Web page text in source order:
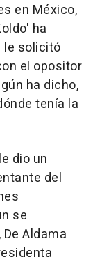
en México,
ha
le solicitó
el opositor
ha dicho,
tenía la
dio un
del
se
Aldama